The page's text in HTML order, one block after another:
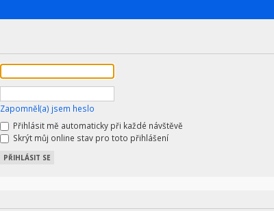
Zapomněl(a) jsem heslo
Přihlásit mě automaticky při každé návštěvě
Skrýt můj online stav pro toto přihlášení